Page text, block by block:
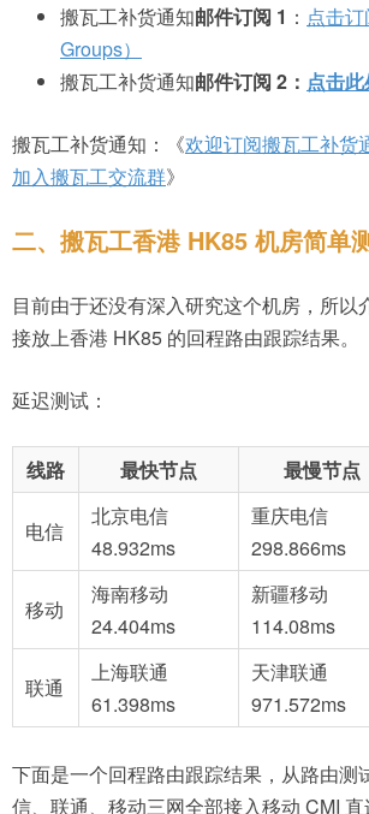
搬瓦工补货通知邮件订阅 1 ： 点击
Groups）
搬瓦工补货通知邮件订阅 2： 点击
搬瓦工补货通知：《欢迎订阅搬瓦工补货
加入搬瓦工交流群》
二、搬瓦工香港 HK85 机房简单
目前由于还没有深入研究这个机房，所以
接放上香港 HK85 的回程路由跟踪结果。
延迟测试：
线路 最快节点 最慢节点
电信
北京电信
48.932ms
重庆电信
298.866ms
移动
海南移动
24.404ms
新疆移动
114.08ms
联通
上海联通
61.398ms
天津联通
971.572ms
下面是一个回程路由跟踪结果，从路由测
信、联通、移动三网全部接入移动 CMI 直